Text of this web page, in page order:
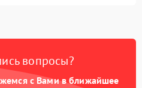
1800 ₽ Подробнее →
вопросы?
с Вами в ближайшее